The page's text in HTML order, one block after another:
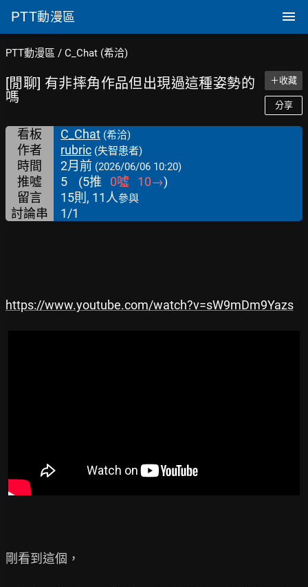
PTT動漫區
PTT動漫區 / C_Chat (希洽)
[閒聊] 有非摔角作品但出現過這種姿勢的
嗎
＋收藏
分享
看板 C_Chat (希洽)
作者 rubric (失智患者)
時間 2月前 (2026/06/06 10:20)
推噓 5 (5推 0噓 10→)
留言
15則, 11人參與
討論串 1/1
https://www.youtube.com/watch?v=sW9mDm9Yazs
剛看到這個，